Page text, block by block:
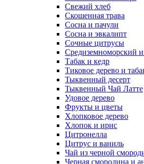
Свежий хлеб
Скошенная трава
Сосна и пачули
Сосна и эвкалипт
Сочные цитрусы
Средиземноморский
Табак и кедр
Тиковое дерево и
Тыквенный десерт
Тыквенный Чай Латте
Удовое дерево
Фрукты и цветы
Хлопковое дерево
Хлопок и ирис
Цитронелла
Цитрус и ваниль
Чай из черной
Черная смородина и